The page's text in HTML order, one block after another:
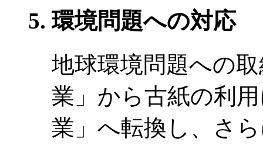
環境問題への対応
地球環境問題への
業」から古紙の利
業」へ転換し、さ